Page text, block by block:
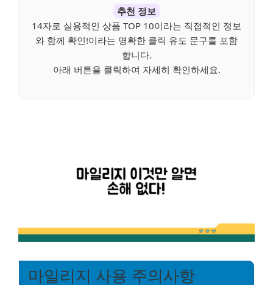
추천 정보
14자로 실용적인 상품 TOP 10이라는 직접적인 정보
와 함께 확인!이라는 명확한 클릭 유도 문구를 포함
합니다.
아래 버튼을 클릭하여 자세히 확인하세요.
마일리지 사용 주의사항